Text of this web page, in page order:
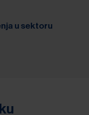
u sektoru